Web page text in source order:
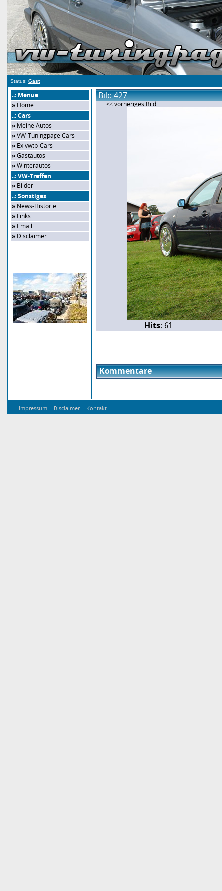
Status: Gast
..: Menue
» Home
..: Cars
» Meine Autos
»VW-Tuningpage Cars
» Ex vwtp-Cars
»Gastautos
»Winterautos
..: VW-Treffen
» Bilder
..: Sonstiges
» News-Historie
» Links
» Email
» Disclaimer
Bild 427
<< vorheriges Bild
Hits: 61
Kommentare
Impressum - Disclaimer- Kontakt